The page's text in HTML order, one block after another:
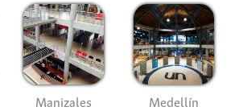
Manizales Medellín